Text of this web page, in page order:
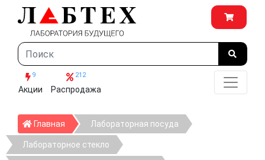
9
Акции
212
Распродажа
Главная ГлавнаяЛабораторная посуда
Лабораторное стекло